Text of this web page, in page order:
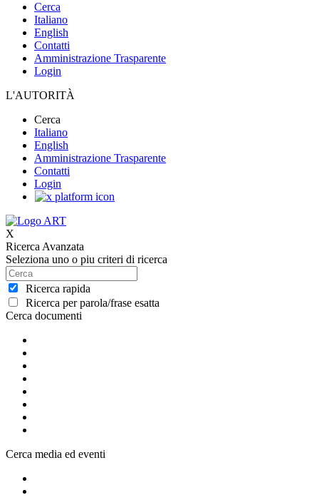
Cerca
Italiano
English
Contatti
Amministrazione Trasparente
Login
L'AUTORITÀ
Cerca
Italiano
English
Amministrazione Trasparente
Contatti
Login
X
Ricerca Avanzata
Seleziona uno o piu criteri di ricerca
Ricerca rapida
Ricerca per parola/frase esatta
Cerca documenti
Cerca media ed eventi